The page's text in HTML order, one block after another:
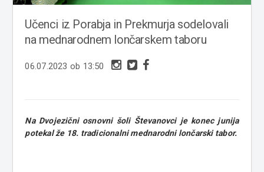
Učenci iz Porabja in Prekmurja sodelovali
na mednarodnem lončarskem taboru
06.07.2023 ob 13:50
Na Dvojezični osnovni šoli Števanovci je konec junija
potekal že 18. tradicionalni mednarodni lončarski tabor.